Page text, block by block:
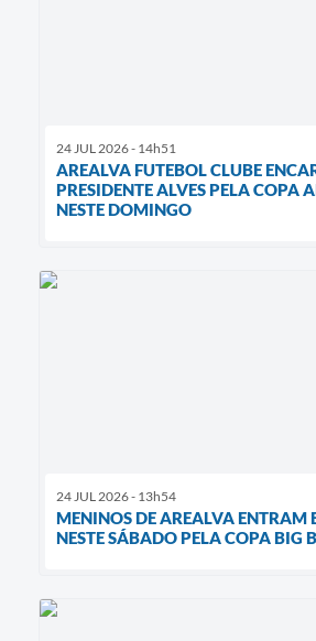
24 JUL 2026 - 14h51
AREALVA FUTEBOL CLUBE
PRESIDENTE ALVES PELA COPA
NESTE DOMINGO
24 JUL 2026 - 13h54
MENINOS DE AREALVA ENTRAM
NESTE SÁBADO PELA COPA BIG